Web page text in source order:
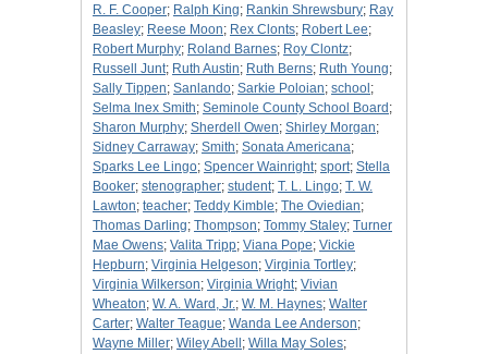
R. F. Cooper; Ralph King; Rankin Shrewsbury; Ray
Beasley; Reese Moon; Rex Clonts; Robert Lee;
Robert Murphy; Roland Barnes; Roy Clontz;
Russell Junt; Ruth Austin; Ruth Berns; Ruth Young;
Sally Tippen; Sanlando; Sarkie Poloian; school ;
Selma Inex Smith; Seminole County School Board ;
Sharon Murphy; Sherdell Owen; Shirley Morgan;
Sidney Carraway; Smith; Sonata Americana;
Sparks Lee Lingo; Spencer Wainright; sport; Stella
Booker; stenographer; student; T. L. Lingo; T. W.
Lawton; teacher; Teddy Kimble; The Oviedian;
Thomas Darling; Thompson; Tommy Staley; Turner
Mae Owens; Valita Tripp; Viana Pope; Vickie
Hepburn; Virginia Helgeson; Virginia Tortley;
Virginia Wilkerson; Virginia Wright; Vivian
Wheaton; W. A. Ward, Jr.; W. M. Haynes; Walter
Carter; Walter Teague; Wanda Lee Anderson;
Wayne Miller; Wiley Abell ; Willa May Soles;